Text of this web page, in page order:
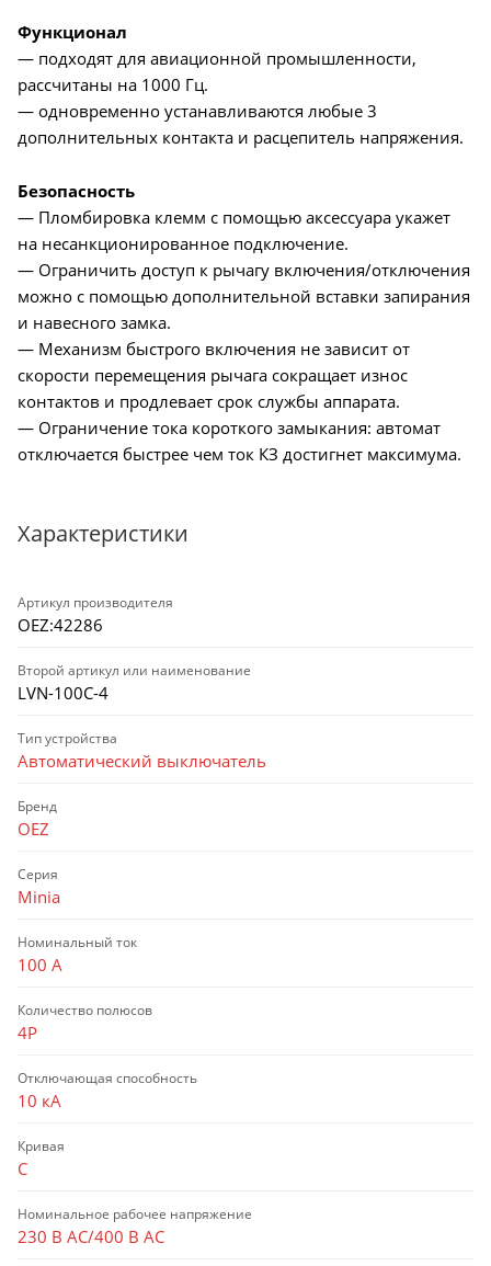
Функционал
— подходят для авиационной промышленности,
рассчитаны на 1000 Гц.
— одновременно устанавливаются любые 3
дополнительных контакта и расцепитель напряжения.
Безопасность
— Пломбировка клемм с помощью аксессуара укажет
на несанкционированное подключение.
— Ограничить доступ к рычагу включения/отключения
можно с помощью дополнительной вставки запирания
и навесного замка.
— Механизм быстрого включения не зависит от
скорости перемещения рычага сокращает износ
контактов и продлевает срок службы аппарата.
— Ограничение тока короткого замыкания: автомат
отключается быстрее чем ток КЗ достигнет максимума.
Характеристики
Артикул производителя
OEZ:42286
Второй артикул или наименование
LVN-100C-4
Тип устройства
Автоматический выключатель
Бренд
OEZ
Серия
Minia
Номинальный ток
100 А
Количество полюсов
4P
Отключающая способность
10 кА
Кривая
C
Номинальное рабочее напряжение
230 В AC/400 В AC